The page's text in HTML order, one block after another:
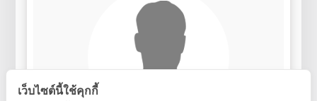
เว็บไซต์นี้ใช้คุกกี้